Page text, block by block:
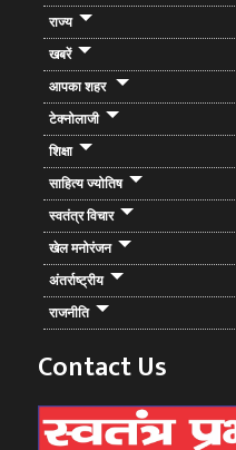
राज्य
खबरें
आपका शहर
टेक्नोलाजी
शिक्षा
साहित्य ज्योतिष
स्वतंत्र विचार
खेल मनोरंजन
अंतर्राष्ट्रीय
राजनीति
Contact Us